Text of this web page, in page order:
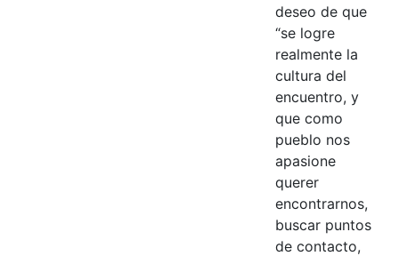
deseo de que
“se logre
realmente la
cultura del
encuentro, y
que como
pueblo nos
apasione
querer
encontrarnos,
buscar puntos
de contacto,